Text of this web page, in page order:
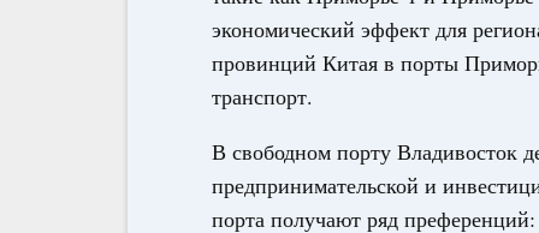
экономический эффект для
провинций Китая в порты
транспорт.
В свободном порту Владивосток
предпринимательской и
порта получают ряд